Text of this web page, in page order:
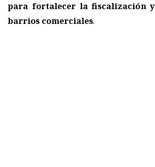
para fortalecer la fiscalización
barrios comerciales.